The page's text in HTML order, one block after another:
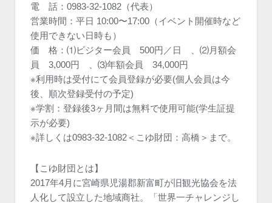
電 話：0983-32-1082（代表）
営業時間：平日 10:00〜17:00（イベント開催時など
使用できない日時も）
価 格：⑴ビジター会員 500円／日 、⑵月額会
員 3,000円 、⑶年額会員 34,000円
※利用時は受付にて会員登録が必要(個人会員は今
後、順次登録受付の予定)
※学割：登録後3ヶ月間は無料で使用可能(学生証提
示が必要)
※詳しくは0983-32-1082＜こゆ財団：高橋＞まで。
【こゆ財団とは】
2017年4月に宮崎県児湯郡新富町が旧観光協会を法
人化して設立した地域商社。「世界一チャレンジし